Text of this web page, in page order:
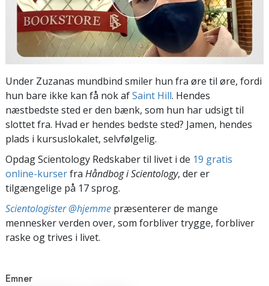
Under Zuzanas mundbind smiler hun fra øre til øre, fordi
hun bare ikke kan få nok afSaint Hill. Hendes
næstbedste sted er den bænk, som hun har udsigt til
slottet fra. Hvad er hendes bedste sted? Jamen, hendes
plads i kursuslokalet, selvfølgelig.
Opdag Scientology Redskaber til livet i de 19 gratis
online-kurserfra Håndbog i Scientology, der er
tilgængelige på 17 sprog.
Scientologister @hjemme præsenterer de mange
mennesker verden over, som forbliver trygge, forbliver
raske og trives i livet.
Emner